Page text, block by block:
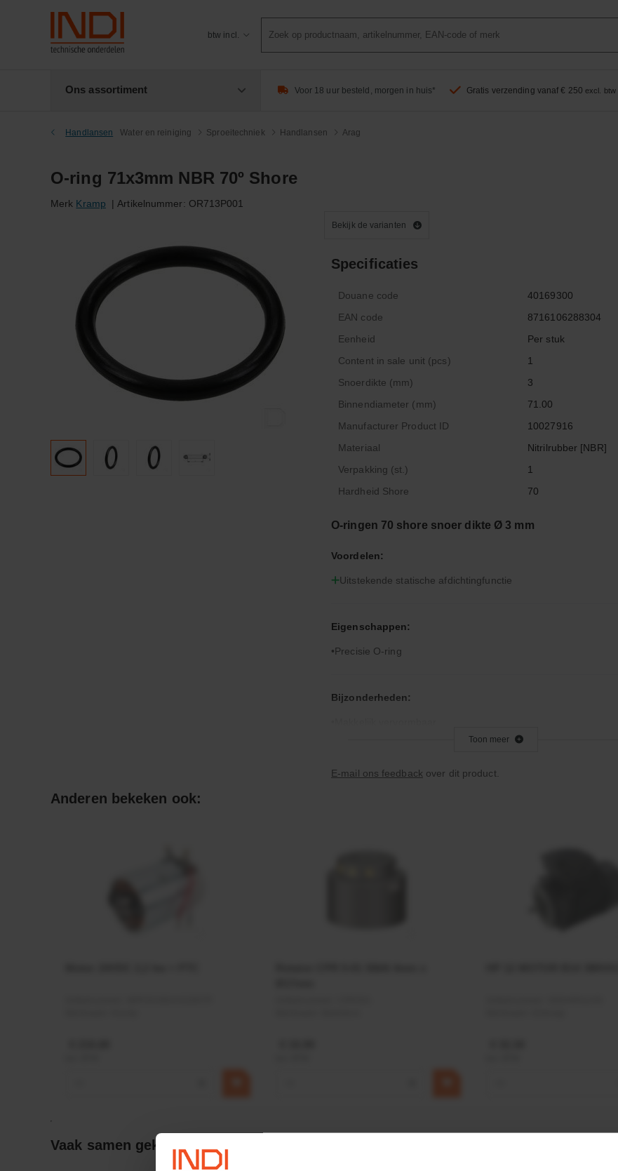
btw incl.
zoeken
Ons assortiment Voor 18 uur besteld, morgen in huis* Gratis verzending vanaf € 250 excl. btw
Handlansen Water en reiniging Sproeitechniek Handlansen Arag
O-ring 71x3mm NBR 70º Shore
Merk Kramp | Artikelnummer: OR713P001
Bekijk de varianten
Specificaties
Douane code
40169300
EAN code
8716106288304
Eenheid
Per stuk
Content in sale unit (pcs)
1
Snoerdikte (mm)
3
Binnendiameter (mm)
71.00
Manufacturer Product ID
10027916
Materiaal
Nitrilrubber [NBR]
Verpakking (st.)
1
Hardheid Shore
70
O-ringen 70 shore snoer dikte Ø 3 mm
Voordelen:
Uitstekende statische afdichtingfunctie
Eigenschappen:
Precisie O-ring
Bijzonderheden:
Toepassingsgebied:
Toon meer
E-mail ons feedback over dit product.
Anderen bekeken ook:
Vaak samen gekocht: